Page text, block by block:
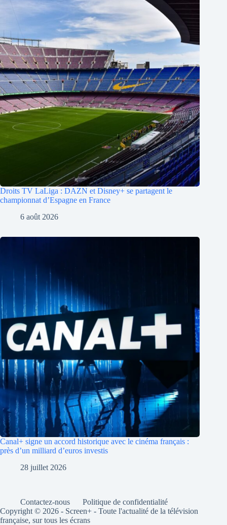
Droits TV LaLiga : DAZN et Disney+ se partagent le
championnat d’Espagne en France
6 août 2026
Canal+ signe un accord historique avec le cinéma français :
près d’un milliard d’euros investis
28 juillet 2026
Contactez-nous
Politique de confidentialité
Copyright © 2026 - Screen+ - Toute l'actualité de la télévision
française, sur tous les écrans